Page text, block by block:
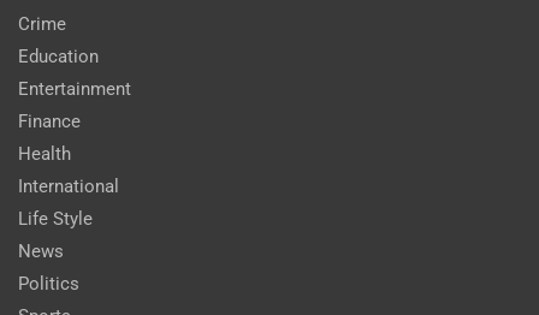
Crime
Education
Entertainment
Finance
Health
International
Life Style
News
Politics